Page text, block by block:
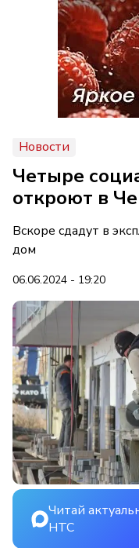
Новости
Четыре
откроют в
Вскоре сдадут в
дом
06.06.2024 - 19:20
Читай
НТС